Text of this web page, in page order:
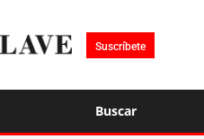
Suscríbete
Buscar